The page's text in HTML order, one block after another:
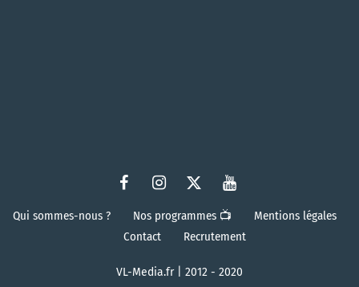
Qui sommes-nous ? Nos programmes 📺
Mentions légales
Contact
Recrutement
VL-Media.fr | 2012 - 2020